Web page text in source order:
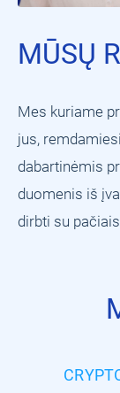
MŪSŲ
Mes kuriame
jus,
dabartinėmis
duomenis iš
dirbti su